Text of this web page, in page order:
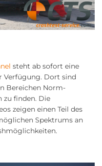
steht ab sofort eine
Verfügung. Dort sind
Bereichen Norm-
zu finden. Die
zeigen einen Teil des
Spektrums an